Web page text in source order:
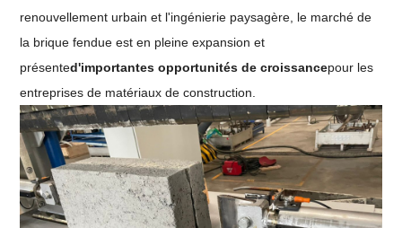
renouvellement urbain et l'ingénierie paysagère, le marché de
la brique fendue est en pleine expansion et
présented'importantes opportunités de croissancepour les
entreprises de matériaux de construction.